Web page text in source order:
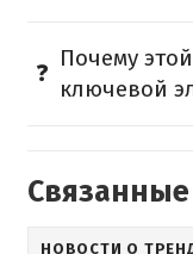
Почему
ключевой
НОВОСТИ О